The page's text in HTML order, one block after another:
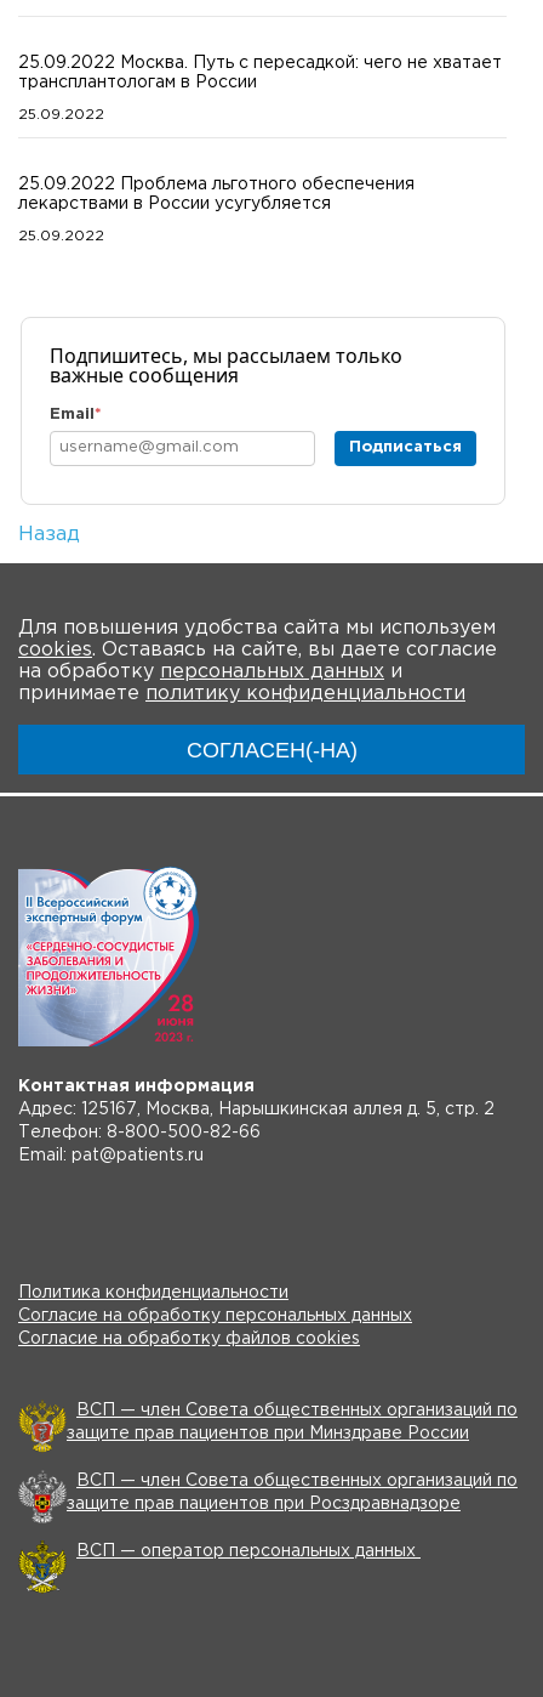
25.09.2022 Москва. Путь с пересадкой: чего не хватает
трансплантологам в России
25.09.2022
25.09.2022 Проблема льготного обеспечения
лекарствами в России усугубляется
25.09.2022
Подпишитесь, мы рассылаем только
важные сообщения
Email *
Подписаться
Назад
Для повышения удобства сайта мы используем
cookies. Оставаясь на сайте, вы даете согласие
на обработку персональных данных и
принимаете политику конфиденциальности
СОГЛАСЕН(-НА)
О Форуме Участники Программа
Контактная информация
Адрес: 125167, Москва, Нарышкинская аллея д. 5, стр. 2
Телефон: 8-800-500-82-66
Email: pat@patients.ru
Политика конфиденциальности
Согласие на обработку персональных данных
Согласие на обработку файлов cookies
ВСП — член Совета общественных организаций по
защите прав пациентов при Минздраве России
ВСП — член Совета общественных организаций по
защите прав пациентов при Росздравнадзоре
ВСП — оператор персональных данных